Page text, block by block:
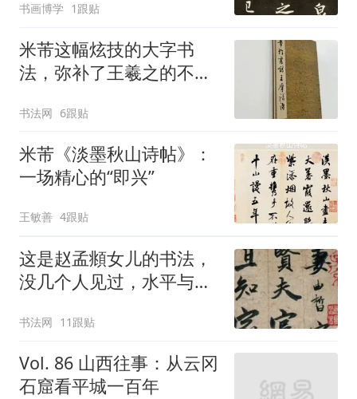
芾！
书画博学 1跟贴
米芾这幅炫技的大字书
法，弥补了王羲之的不
越！
书法网 6跟贴
米芾《淡墨秋山诗帖》：
一场精心的“即兴”
王敏善 4跟贴
这是赵孟頫女儿的书法，
没几个人见过，水平与父
书法网 11跟贴
Vol. 86 山西往事：从云冈
石窟看平城一百年